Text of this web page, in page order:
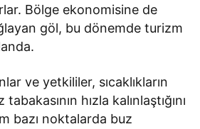
Bölge ekonomisine de
göl, bu dönemde turizm
ve yetkililer, sıcaklıkların
hızla kalınlaştığını
bazı noktalarda buz